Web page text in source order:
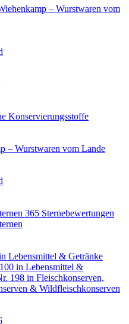
– Wurstwaren vom
Konservierungsstoffe
– Wurstwaren vom Lande
365 Sternebewertungen
Lebensmittel & Getränke
in Lebensmittel &
198 in Fleischkonserven,
& Wildfleischkonserven